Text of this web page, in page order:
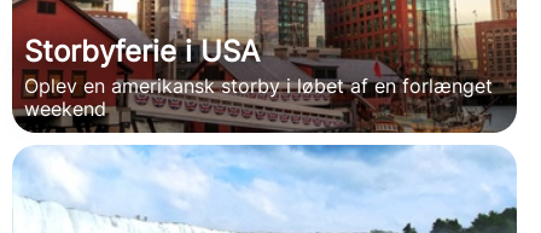
Storbyferie i USA
Oplev en amerikansk storby i løbet af en forlænget
weekend